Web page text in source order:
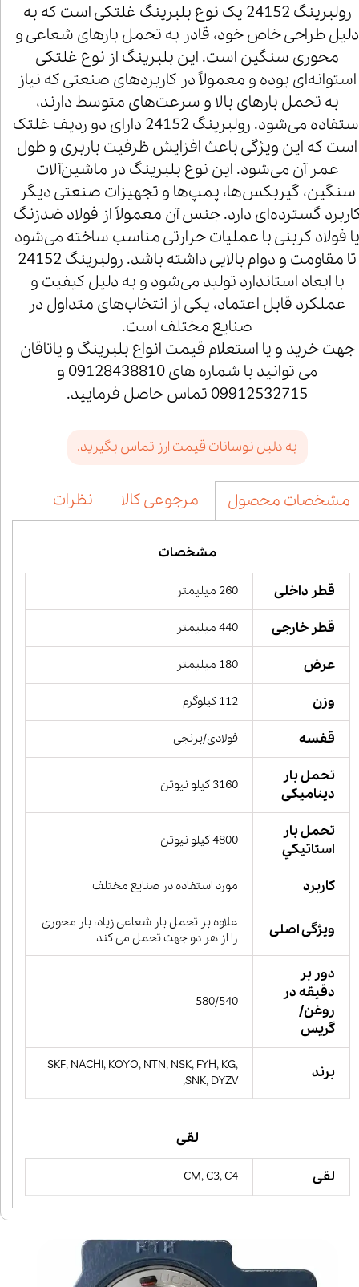
رولبرینگ 24152 یک نوع بلبرینگ غلتکی است که به
دلیل طراحی خاص خود، قادر به تحمل بارهای شعاعی و
محوری سنگین است. این بلبرینگ از نوع غلتکی
استوانه‌ای بوده و معمولاً در کاربردهای صنعتی که نیاز
به تحمل بارهای بالا و سرعت‌های متوسط دارند،
استفاده می‌شود. رولبرینگ 24152 دارای دو ردیف غلتک
است که این ویژگی باعث افزایش ظرفیت باربری و طول
عمر آن می‌شود. این نوع بلبرینگ در ماشین‌آلات
سنگین، گیربکس‌ها، پمپ‌ها و تجهیزات صنعتی دیگر
گسترده‌ای دارد. جنس آن معمولاً از فولاد ضدزنگ
فولاد کربنی با عملیات حرارتی مناسب ساخته می‌شود
تا مقاومت و دوام بالایی داشته باشد. رولبرینگ 24152
با ابعاد استاندارد تولید می‌شود و به دلیل کیفیت و
عملکرد قابل اعتماد، یکی از انتخاب‌های متداول در
صنایع مختلف است.
جهت خرید و یا استعلام قیمت انواع بلبرینگ و یاتاقان
می توانید با شماره های 09128438810 و
09912532715 تماس حاصل فرمایید.
به دلیل نوسانات قیمت ارز تماس بگیرید.
مشخصات محصول مرجوعی کالا نظرات
مشخصات
قطر داخلی 260 میلیمتر
قطر خارجی 440 میلیمتر
عرض 180 میلیمتر
وزن 112 کیلوگرم
قفسه فولادی/برنجی
تحمل بار
دینامیکی
3160 کیلو نیوتن
تحمل بار
استاتيكي
4800 کیلو نیوتن
کاربرد مورد استفاده در صنایع مختلف
ویژگی اصلی
علاوه بر تحمل بار شعاعی زیاد، بار محوری
را از هر دو جهت تحمل می کند
دور بر
دقیقه در
روغن/
گریس
580/540
برند
SKF, NACHI, KOYO, NTN, NSK, FYH, KG,
SNK, DYZV,
لقی
لقی CM, C3, C4